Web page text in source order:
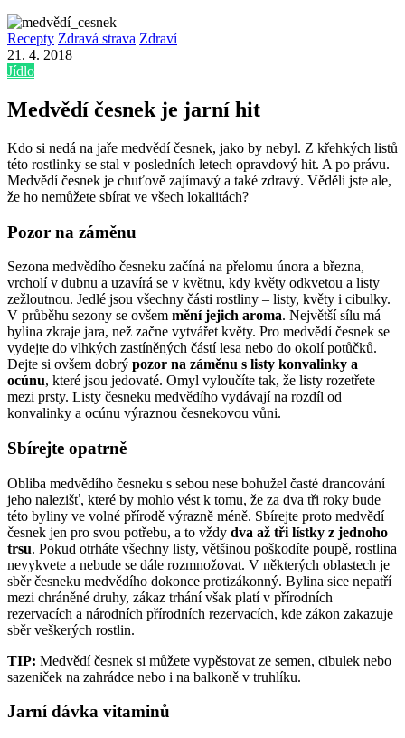
Recepty Zdravá strava Zdraví
21. 4. 2018
Jídlo
Medvědí česnek je jarní hit
Kdo si nedá na jaře medvědí česnek, jako by nebyl. Z křehkých listů
této rostlinky se stal v posledních letech opravdový hit. A po právu.
Medvědí česnek je chuťově zajímavý a také zdravý. Věděli jste ale,
že ho nemůžete sbírat ve všech lokalitách?
Pozor na záměnu
Sezona medvědího česneku začíná na přelomu února a března,
vrcholí v dubnu a uzavírá se v květnu, kdy květy odkvetou a listy
zežloutnou. Jedlé jsou všechny části rostliny – listy, květy i cibulky.
V průběhu sezony se ovšem mění jejich aroma. Největší sílu má
bylina zkraje jara, než začne vytvářet květy. Pro medvědí česnek se
vydejte do vlhkých zastíněných částí lesa nebo do okolí potůčků.
Dejte si ovšem dobrý pozor na záměnu s listy konvalinky a
ocúnu, které jsou jedovaté. Omyl vyloučíte tak, že listy rozetřete
mezi prsty. Listy česneku medvědího vydávají na rozdíl od
konvalinky a ocúnu výraznou česnekovou vůni.
Sbírejte opatrně
Obliba medvědího česneku s sebou nese bohužel časté drancování
jeho nalezišť, které by mohlo vést k tomu, že za dva tři roky bude
této byliny ve volné přírodě výrazně méně. Sbírejte proto medvědí
česnek jen pro svou potřebu, a to vždy dva až tři lístky z jednoho
trsu. Pokud otrháte všechny listy, většinou poškodíte poupě, rostlina
nevykvete a nebude se dále rozmnožovat. V některých oblastech je
sběr česneku medvědího dokonce protizákonný. Bylina sice nepatří
mezi chráněné druhy, zákaz trhání však platí v přírodních
rezervacích a národních přírodních rezervacích, kde zákon zakazuje
sběr veškerých rostlin.
TIP: Medvědí česnek si můžete vypěstovat ze semen, cibulek nebo
sazeniček na zahrádce nebo i na balkoně v truhlíku.
Jarní dávka vitaminů